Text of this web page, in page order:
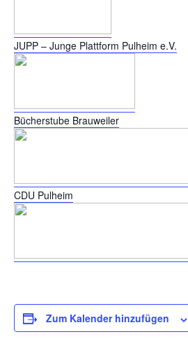
JUPP – Junge Plattform Pulheim e.V.
Bücherstube Brauweiler
CDU Pulheim
Zum Kalender hinzufügen